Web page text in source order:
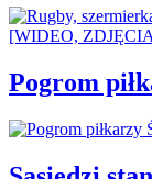
Pogrom